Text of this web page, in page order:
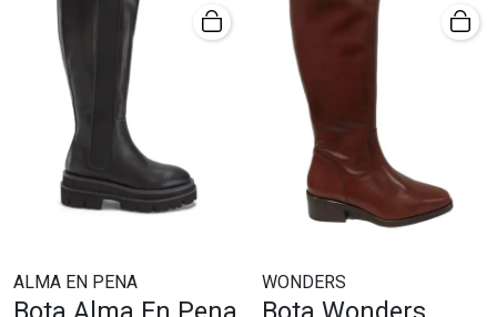
ALMA EN PENA WONDERS